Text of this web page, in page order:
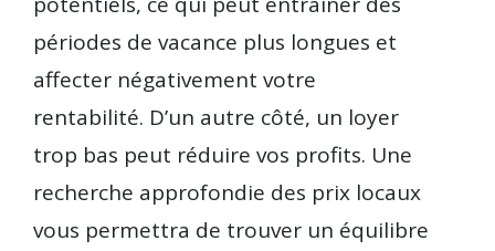
périodes de vacance plus longues et
affecter négativement votre
rentabilité. D’un autre côté, un loyer
trop bas peut réduire vos profits. Une
recherche approfondie des prix locaux
vous permettra de trouver un équilibre